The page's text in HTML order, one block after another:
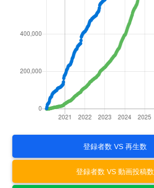
登録者数 VS 再生数
登録者数 VS 動画投稿数